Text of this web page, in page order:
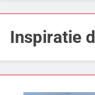
Inspiratie